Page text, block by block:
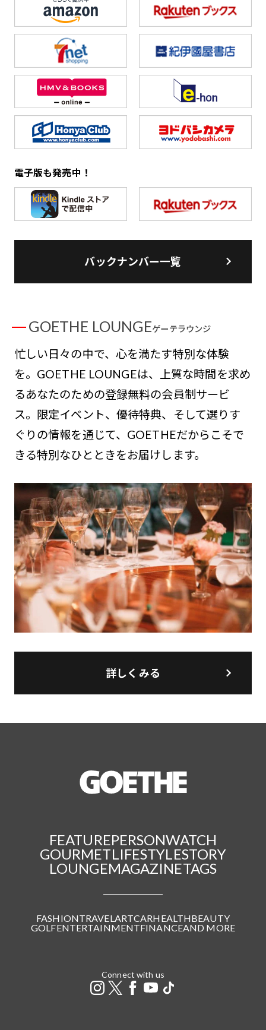
電子版も発売中！
バックナンバー一覧
GOETHE LOUNGEゲーテラウンジ
忙しい日々の中で、心を満たす特別な体験
を。GOETHE LOUNGEは、上質な時間を求め
るあなたのための登録無料の会員制サービ
ス。限定イベント、優待特典、そして選りす
ぐりの情報を通じて、GOETHEだからこそで
きる特別なひとときをお届けします。
詳しくみる
FEATUREPERSONWATCH
GOURMETLIFESTYLESTORY
LOUNGEMAGAZINETAGS
FASHIONTRAVELARTCARHEALTHBEAUTY
GOLFENTERTAINMENTFINANCEAND MORE
Connect with us